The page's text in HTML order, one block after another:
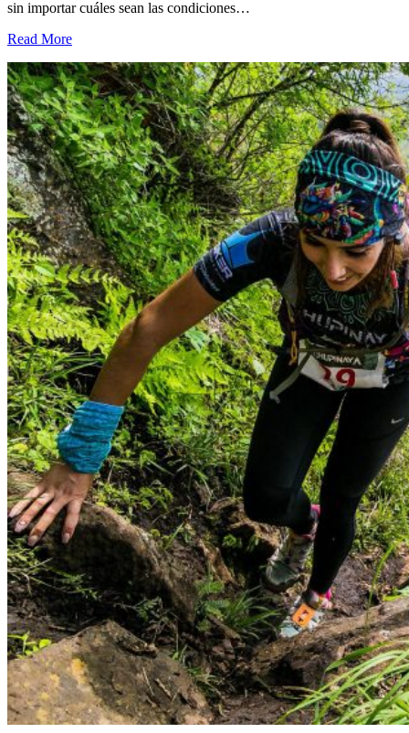
sin importar cuáles sean las condiciones…
Read More